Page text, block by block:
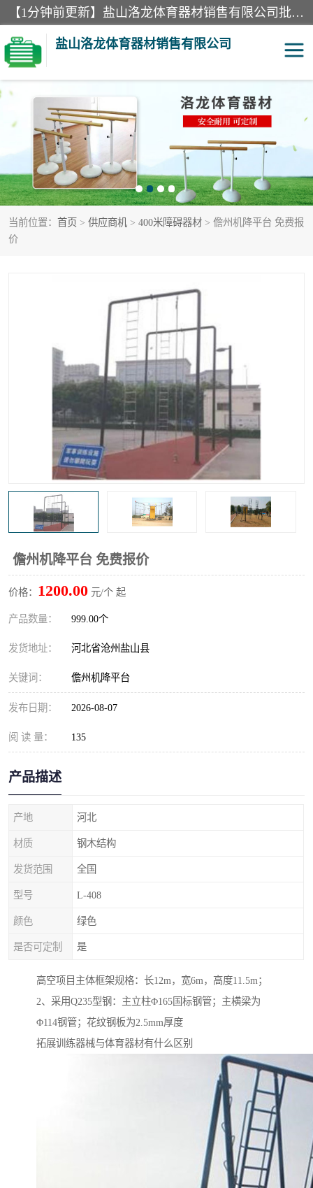
【1分钟前更新】盐山洛龙体育器材销售有限公司批量供应：300米障碍器材、400米障碍器材、部队训练器材、双杠、体操垫、舞蹈把杆等产品。盐山洛龙体育器材销售有限公司经过多年的发展，集研发，生产，销售，售后服务为一体. 奉行“质量，信誉，服务”的宗旨，以开拓创新的精神和真诚守信的态度积极进取。
盐山洛龙体育器材销售有限公司
当前位置： 首页 > 供应商机 > 400米障碍器材 > 儋州机降平台 免费报
价
儋州机降平台 免费报价
价格： 1200.00 元/个 起
产品数量： 999.00个
发货地址： 河北省沧州盐山县
关键词： 儋州机降平台
发布日期： 2026-08-07
阅 读 量： 135
产品描述
产地 河北
材质 钢木结构
发货范围 全国
型号 L-408
颜色 绿色
是否可定制 是
高空项目主体框架规格：长12m，宽6m，高度11.5m；
2、采用Q235型钢：主立柱Φ165国标钢管；主横梁为
Φ114钢管；花纹钢板为2.5mm厚度
拓展训练器械与体育器材有什么区别
单双杠 舞蹈把杆
400米障碍器材 体操垫
300米障碍器材 攀爬架
塑胶跑道 400米障碍器材1